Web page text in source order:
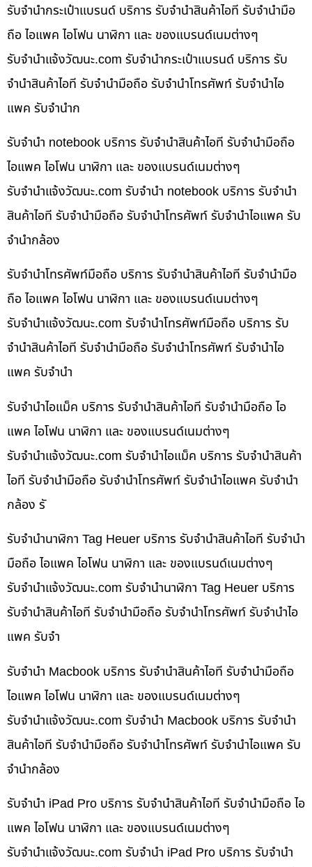
รับจำนำกระเป๋าแบรนด์ บริการ รับจำนำสินค้าไอที รับจำนำมือ
ถือ ไอแพค ไอโฟน นาฬิกา และ ของแบรนด์เนมต่างๆ
รับจํานําแจ้งวัฒนะ.com รับจำนำกระเป๋าแบรนด์ บริการ รับ
จำนำสินค้าไอที รับจำนำมือถือ รับจำนำโทรศัพท์ รับจำนำไอ
แพค รับจำนำก
รับจำนำ notebook บริการ รับจำนำสินค้าไอที รับจำนำมือถือ
ไอแพค ไอโฟน นาฬิกา และ ของแบรนด์เนมต่างๆ
รับจํานําแจ้งวัฒนะ.com รับจำนำ notebook บริการ รับจำนำ
สินค้าไอที รับจำนำมือถือ รับจำนำโทรศัพท์ รับจำนำไอแพค รับ
จำนำกล้อง
รับจำนำโทรศัพท์มือถือ บริการ รับจำนำสินค้าไอที รับจำนำมือ
ถือ ไอแพค ไอโฟน นาฬิกา และ ของแบรนด์เนมต่างๆ
รับจํานําแจ้งวัฒนะ.com รับจำนำโทรศัพท์มือถือ บริการ รับ
จำนำสินค้าไอที รับจำนำมือถือ รับจำนำโทรศัพท์ รับจำนำไอ
แพค รับจำนำ
รับจำนำไอแม็ค บริการ รับจำนำสินค้าไอที รับจำนำมือถือ ไอ
แพค ไอโฟน นาฬิกา และ ของแบรนด์เนมต่างๆ
รับจํานําแจ้งวัฒนะ.com รับจำนำไอแม็ค บริการ รับจำนำสินค้า
ไอที รับจำนำมือถือ รับจำนำโทรศัพท์ รับจำนำไอแพค รับจำนำ
กล้อง รั
รับจำนำนาฬิกา Tag Heuer บริการ รับจำนำสินค้าไอที รับจำนำ
มือถือ ไอแพค ไอโฟน นาฬิกา และ ของแบรนด์เนมต่างๆ
รับจํานําแจ้งวัฒนะ.com รับจำนำนาฬิกา Tag Heuer บริการ
รับจำนำสินค้าไอที รับจำนำมือถือ รับจำนำโทรศัพท์ รับจำนำไอ
แพค รับจำ
รับจำนำ Macbook บริการ รับจำนำสินค้าไอที รับจำนำมือถือ
ไอแพค ไอโฟน นาฬิกา และ ของแบรนด์เนมต่างๆ
รับจํานําแจ้งวัฒนะ.com รับจำนำ Macbook บริการ รับจำนำ
สินค้าไอที รับจำนำมือถือ รับจำนำโทรศัพท์ รับจำนำไอแพค รับ
จำนำกล้อง
รับจำนำ iPad Pro บริการ รับจำนำสินค้าไอที รับจำนำมือถือ ไอ
แพค ไอโฟน นาฬิกา และ ของแบรนด์เนมต่างๆ
รับจํานําแจ้งวัฒนะ.com รับจำนำ iPad Pro บริการ รับจำนำ